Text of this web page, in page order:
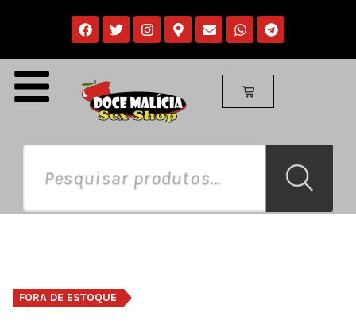
FORA DE ESTOQUE